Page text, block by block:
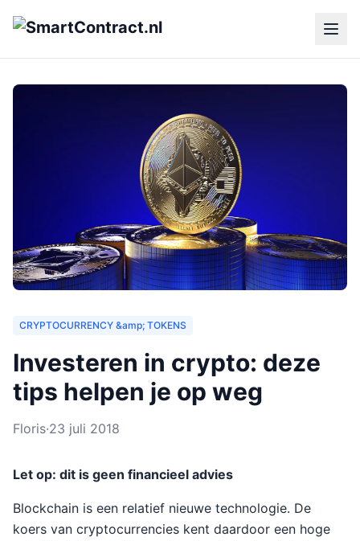
CRYPTOCURRENCY &amp; TOKENS
Investeren in crypto: deze
tips helpen je op weg
Floris·23 juli 2018
Let op: dit is geen financieel advies
Blockchain is een relatief nieuwe technologie. De
koers van cryptocurrencies kent daardoor een hoge